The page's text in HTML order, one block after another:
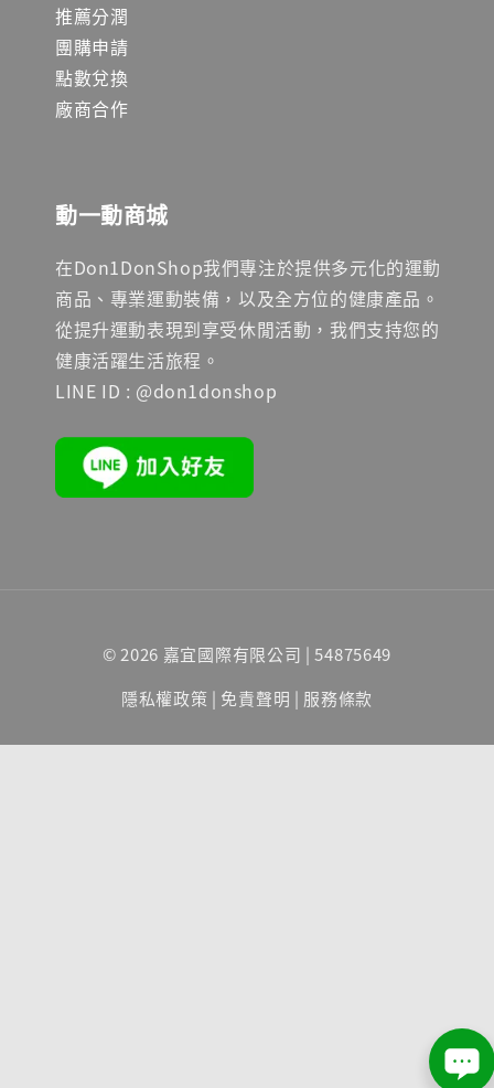
推薦分潤
團購申請
點數兌換
廠商合作
動一動商城
在Don1DonShop我們專注於提供多元化的運動
商品、專業運動裝備，以及全方位的健康產品。
從提升運動表現到享受休閒活動，我們支持您的
健康活躍生活旅程。
LINE ID : @don1donshop
© 2026 嘉宜國際有限公司 | 54875649
隱私權政策 | 免責聲明 | 服務條款